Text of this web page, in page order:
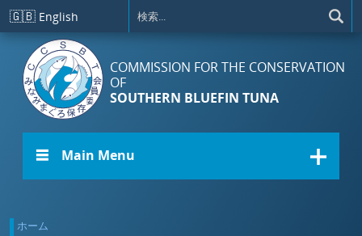
メインコンテンツに移動
🇬🇧 English
COMMISSION FOR THE CONSERVATION
OF
SOUTHERN BLUEFIN TUNA
☰ Main Menu
ホーム